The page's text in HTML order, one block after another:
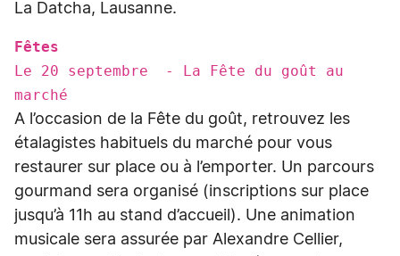
La Datcha, Lausanne.
Fêtes
Le 20 septembre - La Fête du goût au
marché
A l’occasion de la Fête du goût, retrouvez les
étalagistes habituels du marché pour vous
restaurer sur place ou à l’emporter. Un parcours
gourmand sera organisé (inscriptions sur place
jusqu’à 11h au stand d’accueil). Une animation
musicale sera assurée par Alexandre Cellier,